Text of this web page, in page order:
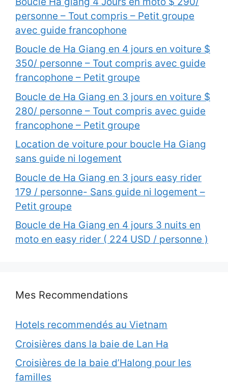
personne – Tout compris – Petit groupe
avec guide francophone
Boucle de Ha Giang en 4 jours en voiture $
350/ personne – Tout compris avec guide
francophone – Petit groupe
Boucle de Ha Giang en 3 jours en voiture $
280/ personne – Tout compris avec guide
francophone – Petit groupe
Location de voiture pour boucle Ha Giang
sans guide ni logement
Boucle de Ha Giang en 3 jours easy rider
179 / personne- Sans guide ni logement –
Petit groupe
Boucle de Ha Giang en 4 jours 3 nuits en
moto en easy rider ( 224 USD / personne )
Mes Recommendations
Hotels recommendés au Vietnam
Croisières dans la baie de Lan Ha
Croisières de la baie d’Halong pour les
familles